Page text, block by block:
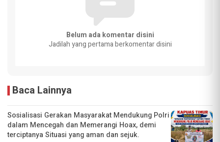
Belum ada komentar disini
Jadilah yang pertama berkomentar disini
Baca Lainnya
Sosialisasi Gerakan Masyarakat Mendukung Polri
dalam Mencegah dan Memerangi Hoax, demi
terciptanya Situasi yang aman dan sejuk.